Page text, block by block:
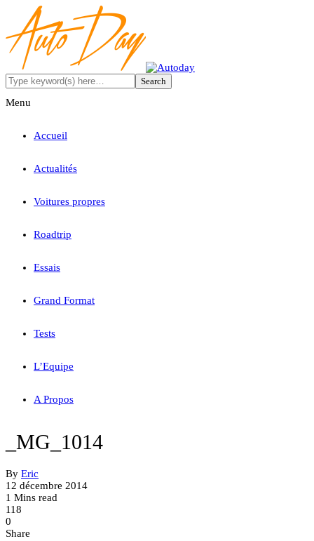
Menu
Accueil
Actualités
Voitures propres
Roadtrip
Essais
Grand Format
Tests
L’Equipe
A Propos
_MG_1014
By Eric
12 décembre 2014
1 Mins read
118
0
Share